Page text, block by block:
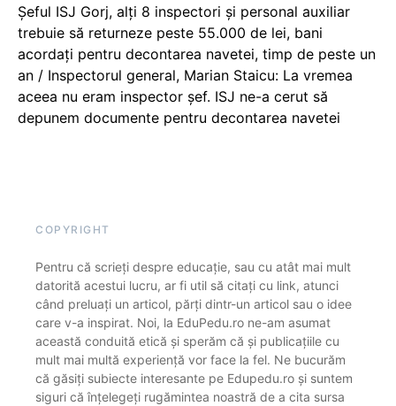
Șeful ISJ Gorj, alți 8 inspectori și personal auxiliar
trebuie să returneze peste 55.000 de lei, bani
acordați pentru decontarea navetei, timp de peste un
an / Inspectorul general, Marian Staicu: La vremea
aceea nu eram inspector șef. ISJ ne-a cerut să
depunem documente pentru decontarea navetei
COPYRIGHT
Pentru că scrieți despre educație, sau cu atât mai mult
datorită acestui lucru, ar fi util să citați cu link, atunci
când preluați un articol, părți dintr-un articol sau o idee
care v-a inspirat. Noi, la EduPedu.ro ne-am asumat
această conduită etică și sperăm că și publicațiile cu
mult mai multă experiență vor face la fel. Ne bucurăm
că găsiți subiecte interesante pe Edupedu.ro și suntem
siguri că înțelegeți rugămintea noastră de a cita sursa